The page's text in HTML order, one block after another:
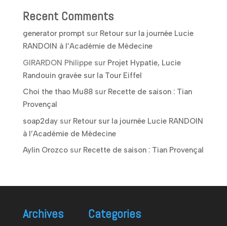
Recent Comments
generator prompt sur Retour sur la journée Lucie
RANDOIN à l’Académie de Médecine
GIRARDON Philippesur Projet Hypatie, Lucie
Randouin gravée sur la Tour Eiffel
Choi the thao Mu88sur Recette de saison : Tian
Provençal
soap2daysur Retour sur la journée Lucie RANDOIN
à l’Académie de Médecine
Aylin Orozcosur Recette de saison : Tian Provençal
Archives Categories